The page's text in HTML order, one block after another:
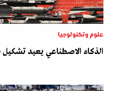
علوم وتكنولوجيا
الذكاء الاصطناعي يعيد تشكيل